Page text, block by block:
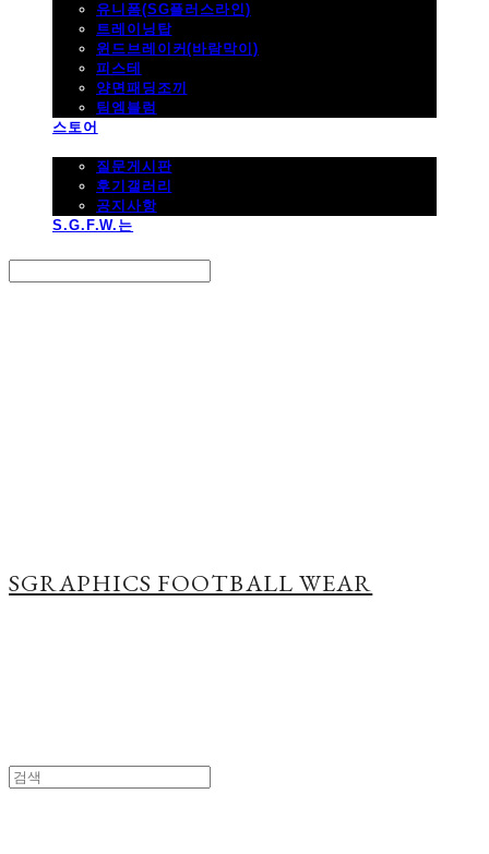
유니폼(SG플러스라인)
트레이닝탑
윈드브레이커(바람막이)
피스테
양면패딩조끼
팀엠블럼
스토어
질문게시판
후기갤러리
공지사항
S.G.F.W.는
SGRAPHICS FOOTBALL WEAR